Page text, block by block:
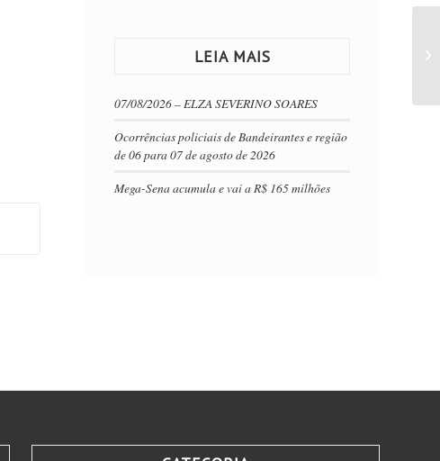
LEIA MAIS
07/08/2026 – ELZA SEVERINO SOARES
Ocorrências policiais de Bandeirantes e região
de 06 para 07 de agosto de 2026
Mega-Sena acumula e vai a R$ 165 milhões